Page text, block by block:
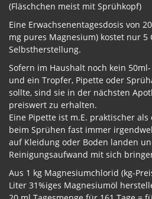
(Fläschchen meist mit Sprühkopf)
Eine Erwachsenentagesdosis von
mg pures Magnesium) kostet nur 5
Selbstherstellung.
Sofern im Haushalt noch kein
und ein Tropfer, Pipette oder
sollte, sind sie in der nächsten
preiswert zu erhalten.
Eine Pipette ist m.E. praktischer
beim Sprühen fast immer
auf Kleidung oder Boden landen
Reinigungsaufwand mit sich
Aus 1 kg Magnesiumchlorid (kg-
Liter 31%iges Magnesiumöl